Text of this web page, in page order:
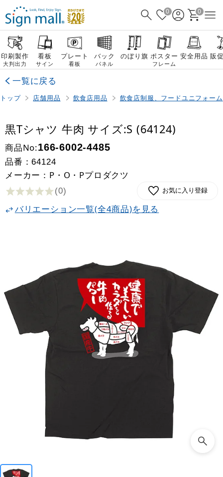
0 0
印刷製作
大判出力
看板
サイン
プレート
看板
バック
パネル
のぼり旗 ポスター
フレーム
安全用品 販
一覧に戻る
トップ 店舗用品 飲食店用品 飲食店制服、フードユニフォーム
黒Tシャツ 牛肉 サイズ:S (64124)
商品No:166-6002-4485
品番：64124
メーカー：P・O・Pプロダクツ
(0) お気に入り登録
バリエーション一覧(全4商品)を見る